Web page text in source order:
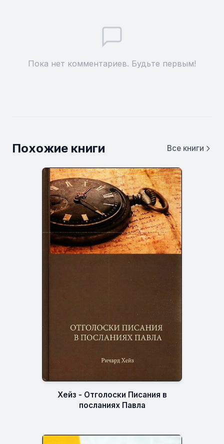
Пока нет комментариев. Будьте первым!
Похожие книги Все книги
Хейз - Отголоски Писания в
посланиях Павла